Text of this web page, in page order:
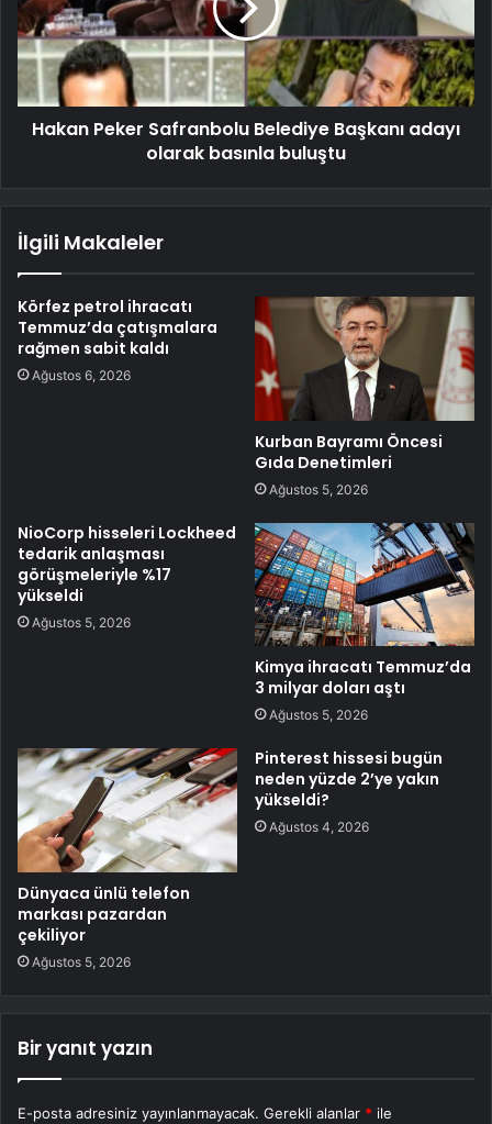
Hakan Peker Safranbolu Belediye Başkanı adayı
olarak basınla buluştu
İlgili Makaleler
Körfez petrol ihracatı
Temmuz’da çatışmalara
rağmen sabit kaldı
Ağustos 6, 2026
Kurban Bayramı Öncesi
Gıda Denetimleri
Ağustos 5, 2026
NioCorp hisseleri Lockheed
tedarik anlaşması
görüşmeleriyle %17
yükseldi
Ağustos 5, 2026
Kimya ihracatı Temmuz’da
3 milyar doları aştı
Ağustos 5, 2026
Dünyaca ünlü telefon
markası pazardan
çekiliyor
Ağustos 5, 2026
Pinterest hissesi bugün
neden yüzde 2’ye yakın
yükseldi?
Ağustos 4, 2026
Bir yanıt yazın
E-posta adresiniz yayınlanmayacak. Gerekli alanlar * ile